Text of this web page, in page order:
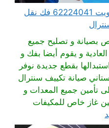
فني تكييف مركزي هندي الكويت 62224041 فك نقل
بصيانة و تصليح جميع
و يقوم أيضا بفك و
بقطع جديدة نوفر
صيانة تكييف سنترال
تأمين جميع المعدات و
غاز خاص للمكيفات